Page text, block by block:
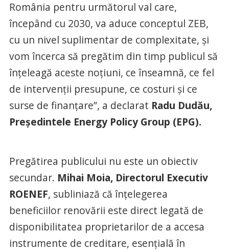
România pentru următorul val care,
începând cu 2030, va aduce conceptul ZEB,
cu un nivel suplimentar de complexitate, și
vom încerca să pregătim din timp publicul să
înțeleagă aceste noțiuni, ce înseamnă, ce fel
de intervenții presupune, ce costuri și ce
surse de finanțare”, a declarat Radu Dudău,
Președintele Energy Policy Group (EPG).
Pregătirea publicului nu este un obiectiv
secundar. Mihai Moia, Directorul Executiv
ROENEF, subliniază că înțelegerea
beneficiilor renovării este direct legată de
disponibilitatea proprietarilor de a accesa
instrumente de creditare, esențială în